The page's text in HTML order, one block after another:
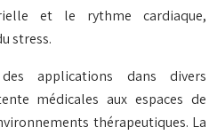
et le rythme cardiaque,
stress.
des applications dans divers
médicales aux espaces de
thérapeutiques. La